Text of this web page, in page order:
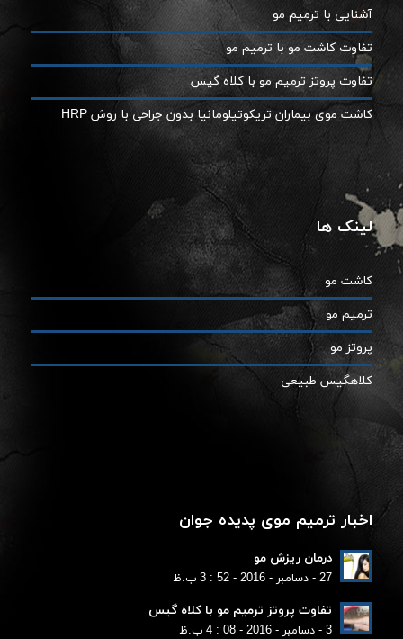
آشنایی با ترمیم مو
تفاوت کاشت مو با ترمیم مو
تفاوت پروتز ترمیم مو با کلاه گیس
کاشت موی بیماران تریکوتیلومانیا بدون جراحی با روش HRP
لینک ها
کاشت مو
ترمیم مو
پروتز مو
کلاهگیس طبیعی
اخبار ترمیم موی پدیده جوان
درمان ریزش مو
27 - دسامبر - 2016 - 52 : 3 ب.ظ
تفاوت پروتز ترمیم مو با کلاه گیس
3 - دسامبر - 2016 - 08 : 4 ب.ظ